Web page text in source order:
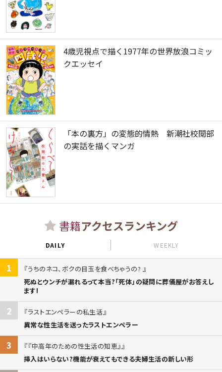
4歳児視点で描く1977年の世界放浪コミッ
クエッセイ
「本の裏方」の変態的情熱 新潮社校閲部
の実話を描くマンガ
書籍アクセスランキング
DAILY WEEKLY
1
うちのネコ、ボクの目玉を食べちゃうの?
死ぬとウンチが漏れるって本当?「死体」の疑問に葬儀屋がお答えし
ます!
2
ラストエンペラーの私生活
異常な性生活を送ったラストエンペラー
3
『中高年のための性生活の知恵』
挿入はいらない?機能が衰えてもできる夫婦生活の新しい形